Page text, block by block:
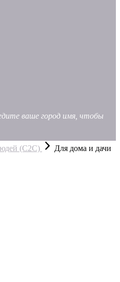
ваше город имя, чтобы
(С2С)
Для дома и дачи